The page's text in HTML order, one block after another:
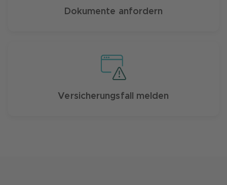
Dokumente anfordern
Versicherungsfall melden